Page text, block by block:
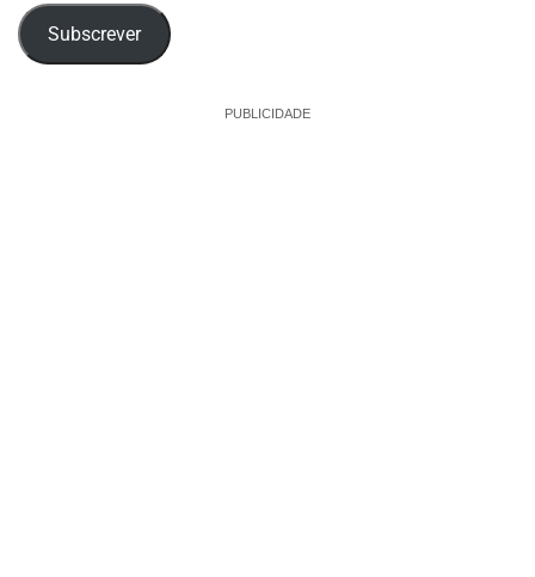
Subscrever
PUBLICIDADE